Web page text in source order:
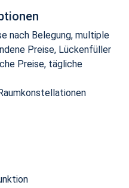
nach Belegung, multiple
Preise, Lückenfüller
Preise, tägliche